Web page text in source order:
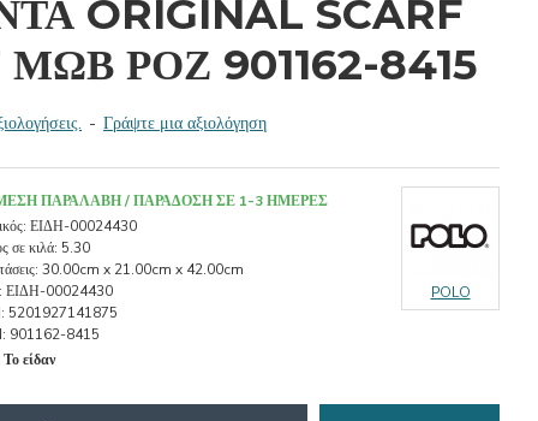
ORIGINAL SCARF
ΜΩΒ ΡΟΖ 901162-8415
- Γράψτε μια αξιολόγηση
ΠΑΡΑΛΑΒΉ / ΠΑΡΆΔΟΣΗ ΣΕ 1-3 ΗΜΈΡΕΣ
ΕΙΔΗ-00024430
σε κιλά: 5.30
30.00cm x 21.00cm x 42.00cm
ΕΙΔΗ-00024430
5201927141875
901162-8415
POLO
είδαν